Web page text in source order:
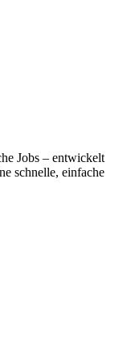
Jobs – entwickelt
schnelle, einfache